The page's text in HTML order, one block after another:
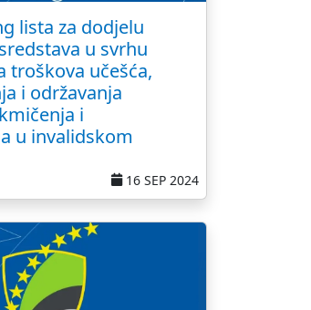
lista za dodjelu
u svrhu
troškova učešća,
i održavanja
i
u invalidskom
16 SEP 2024